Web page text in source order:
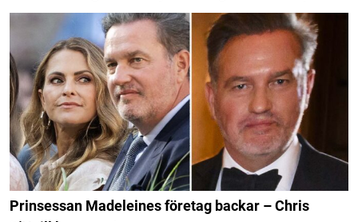
Prinsessan Madeleines företag backar – Chris